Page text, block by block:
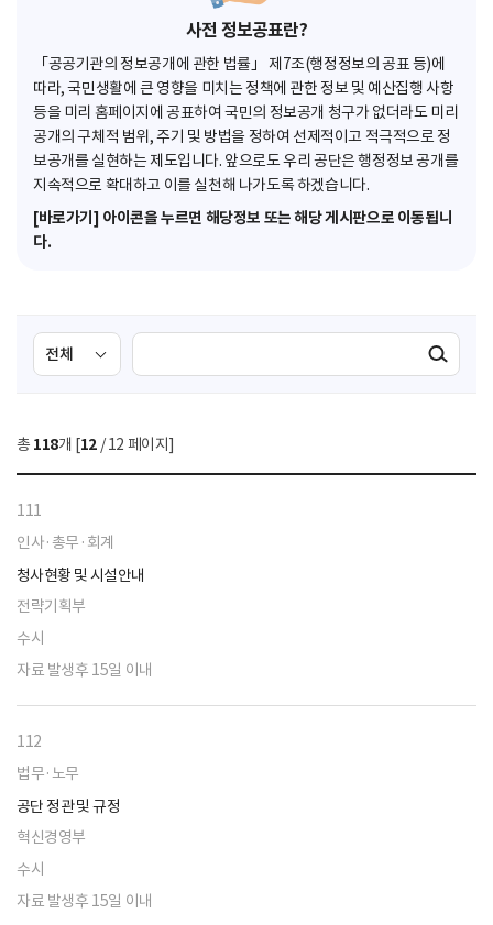
사전 정보공표란?
「공공기관의 정보공개에 관한 법률」 제7조(행정정보의 공표 등)에
따라, 국민생활에 큰 영향을 미치는 정책에 관한 정보 및 예산집행 사항
등을 미리 홈페이지에 공표하여 국민의 정보공개 청구가 없더라도 미리
공개의 구체적 범위, 주기 및 방법을 정하여 선제적이고 적극적으로 정
보공개를 실현하는 제도입니다. 앞으로도 우리 공단은 행정정보 공개를
지속적으로 확대하고 이를 실천해 나가도록 하겠습니다.
[바로가기] 아이콘을 누르면 해당정보 또는 해당 게시판으로 이동됩니
다.
검
색
선
택
색
검색실행
총 118개 [12 / 12 페이지]
111
인사·총무·회계
청사현황 및 시설안내
전략기획부
수시
자료 발생후 15일 이내
112
법무·노무
공단 정관 및 규정
혁신경영부
수시
자료 발생후 15일 이내